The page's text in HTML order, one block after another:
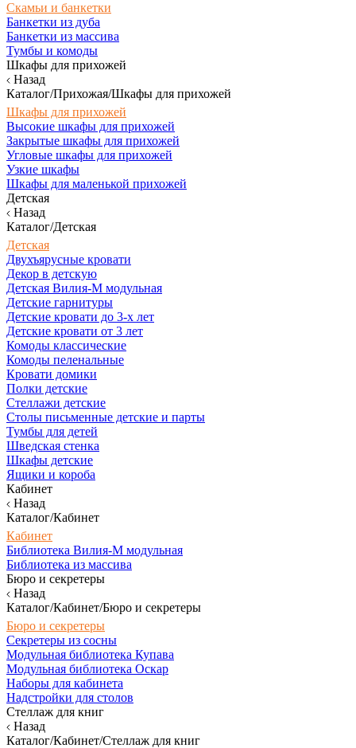
Скамьи и банкетки
Банкетки из дуба
Банкетки из массива
Тумбы и комоды
Шкафы для прихожей
Назад
Каталог/Прихожая/Шкафы для прихожей
Шкафы для прихожей
Высокие шкафы для прихожей
Закрытые шкафы для прихожей
Угловые шкафы для прихожей
Узкие шкафы
Шкафы для маленькой прихожей
Детская
Назад
Каталог/Детская
Детская
Двухъярусные кровати
Декор в детскую
Детская Вилия-М модульная
Детские гарнитуры
Детские кровати до 3-х лет
Детские кровати от 3 лет
Комоды классические
Комоды пеленальные
Кровати домики
Полки детские
Стеллажи детские
Столы письменные детские и парты
Тумбы для детей
Шведская стенка
Шкафы детские
Ящики и короба
Кабинет
Назад
Каталог/Кабинет
Кабинет
Библиотека Вилия-М модульная
Библиотека из массива
Бюро и секретеры
Назад
Каталог/Кабинет/Бюро и секретеры
Бюро и секретеры
Секретеры из сосны
Модульная библиотека Купава
Модульная библиотека Оскар
Наборы для кабинета
Надстройки для столов
Стеллаж для книг
Назад
Каталог/Кабинет/Стеллаж для книг